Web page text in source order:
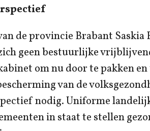
de provincie Brabant
geen bestuurlijke
om nu door te pakken
van de
nodig. Uniforme
in staat te stellen